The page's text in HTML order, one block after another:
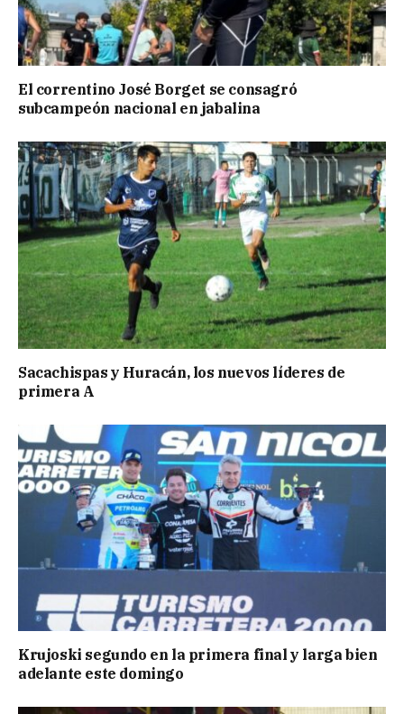
El correntino José Borget se consagró
subcampeón nacional en jabalina
Sacachispas y Huracán, los nuevos líderes de
primera A
Krujoski segundo en la primera final y larga bien
adelante este domingo